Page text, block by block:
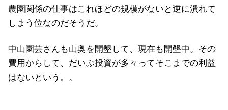
農園関係の仕事はこれほどの規模がないと逆に潰れて
しまう位なのだそうだ。
中山園芸さんも山奥を開墾して、現在も開墾中。その
費用からして、だいぶ投資が多々ってそこまでの利益
はないという。。